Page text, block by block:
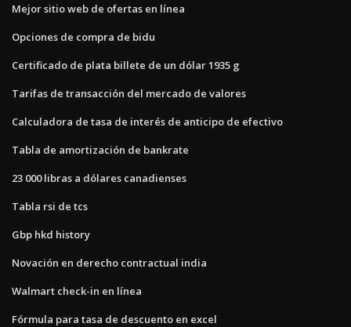
Mejor sitio web de ofertas en línea
Opciones de compra de bidu
Certificado de plata billete de un dólar 1935 g
Tarifas de transacción del mercado de valores
Calculadora de tasa de interés de anticipo de efectivo
Tabla de amortización de bankrate
23 000 libras a dólares canadienses
Tabla rsi de tcs
Gbp hkd history
Novación en derecho contractual india
Walmart check-in en línea
Fórmula para tasa de descuento en excel